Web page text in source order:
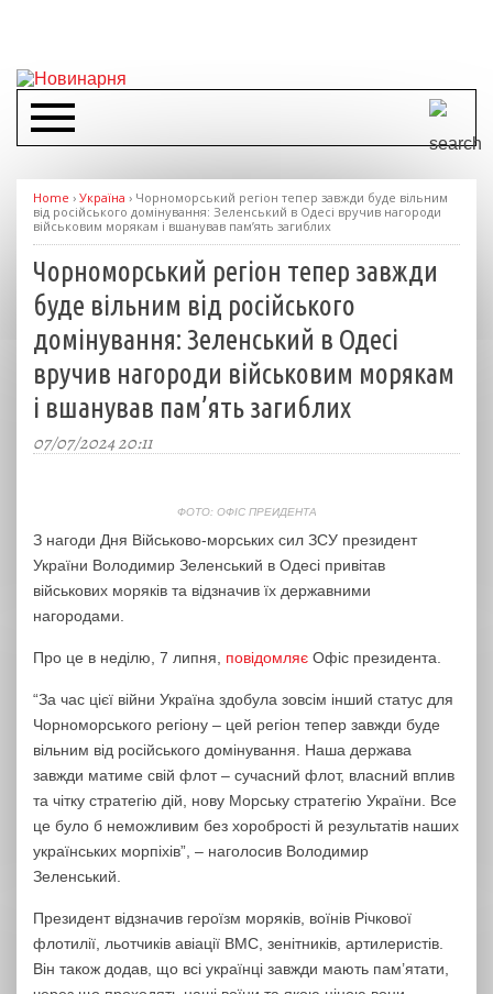
Home › Україна › Чорноморський регіон тепер завжди буде вільним
від російського домінування: Зеленський в Одесі вручив нагороди
військовим морякам і вшанував пам’ять загиблих
Чорноморський регіон тепер завжди
буде вільним від російського
домінування: Зеленський в Одесі
вручив нагороди військовим морякам
і вшанував пам’ять загиблих
07/07/2024 20:11
ФОТО: ОФІС ПРЕИДЕНТА
З нагоди Дня Військово-морських сил ЗСУ президент
України Володимир Зеленський в Одесі привітав
військових моряків та відзначив їх державними
нагородами.
Про це в неділю, 7 липня, повідомляє Офіс президента.
“За час цієї війни Україна здобула зовсім інший статус для
Чорноморського регіону – цей регіон тепер завжди буде
вільним від російського домінування. Наша держава
завжди матиме свій флот – сучасний флот, власний вплив
та чітку стратегію дій, нову Морську стратегію України. Все
це було б неможливим без хоробрості й результатів наших
українських морпіхів”, – наголосив Володимир
Зеленський.
Президент відзначив героїзм моряків, воїнів Річкової
флотилії, льотчиків авіації ВМС, зенітників, артилеристів.
Він також додав, що всі українці завжди мають пам’ятати,